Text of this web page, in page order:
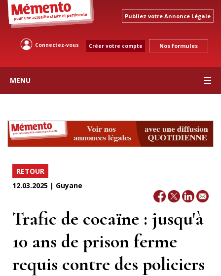
Publiez votre Annonce Légale
Connectez-vous Créer votre compte Nos formules
MENU
RETOUR
12.03.2025 | Guyane
Trafic de cocaïne : jusqu'à
10 ans de prison ferme
requis contre des policiers